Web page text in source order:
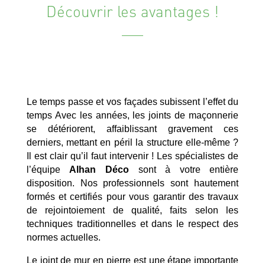
Découvrir les avantages !
Le temps passe et vos façades subissent l’effet du
temps Avec les années, les joints de maçonnerie
se détériorent, affaiblissant gravement ces
derniers, mettant en péril la structure elle-même ?
Il est clair qu’il faut intervenir ! Les spécialistes de
l’équipeAlhan Décosont à votre entière
disposition. Nos professionnels sont hautement
formés et certifiés pour vous garantir des travaux
de rejointoiement de qualité, faits selon les
techniques traditionnelles et dans le respect des
normes actuelles.
Le joint de mur en pierre est une étape importante